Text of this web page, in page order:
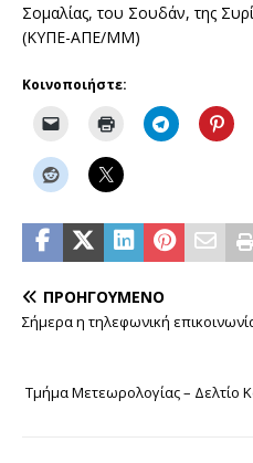
Σομαλίας, του Σουδάν, της
(ΚΥΠΕ-ΑΠΕ/ΜΜ)
Κοινοποιήστε:
ΠΡΟΗΓΟΎΜΕΝΟ
Σήμερα η τηλεφωνική
Τμήμα Μετεωρολογίας – Δελτίο